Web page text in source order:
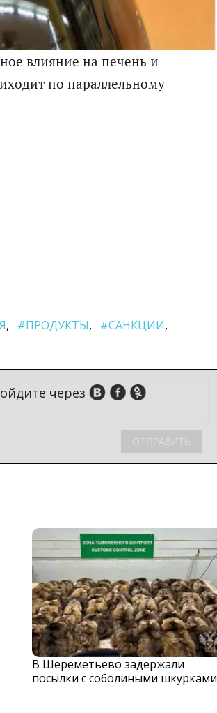
влияние на печень и
по параллельному
#ПРОДУКТЫ
#САНКЦИИ
через
В Шереметьево задержали
посылки с соболиными шкурками